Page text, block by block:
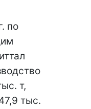
по
т,
тыс.